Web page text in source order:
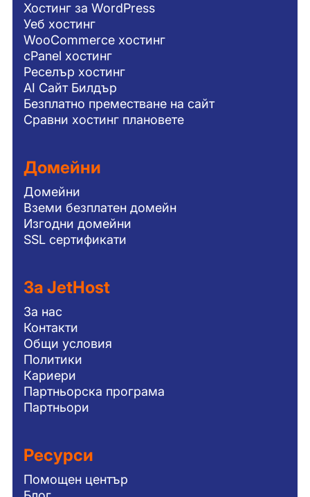
Хостинг за WordPress
Уеб хостинг
WooCommerce хостинг
cPanel хостинг
Реселър хостинг
AI Сайт Билдър
Безплатно преместване на сайт
Сравни хостинг плановете
Домейни
Домейни
Вземи безплатен домейн
Изгодни домейни
SSL сертификати
За JetHost
За нас
Контакти
Общи условия
Политики
Кариери
Партньорска програма
Партньори
Ресурси
Помощен център